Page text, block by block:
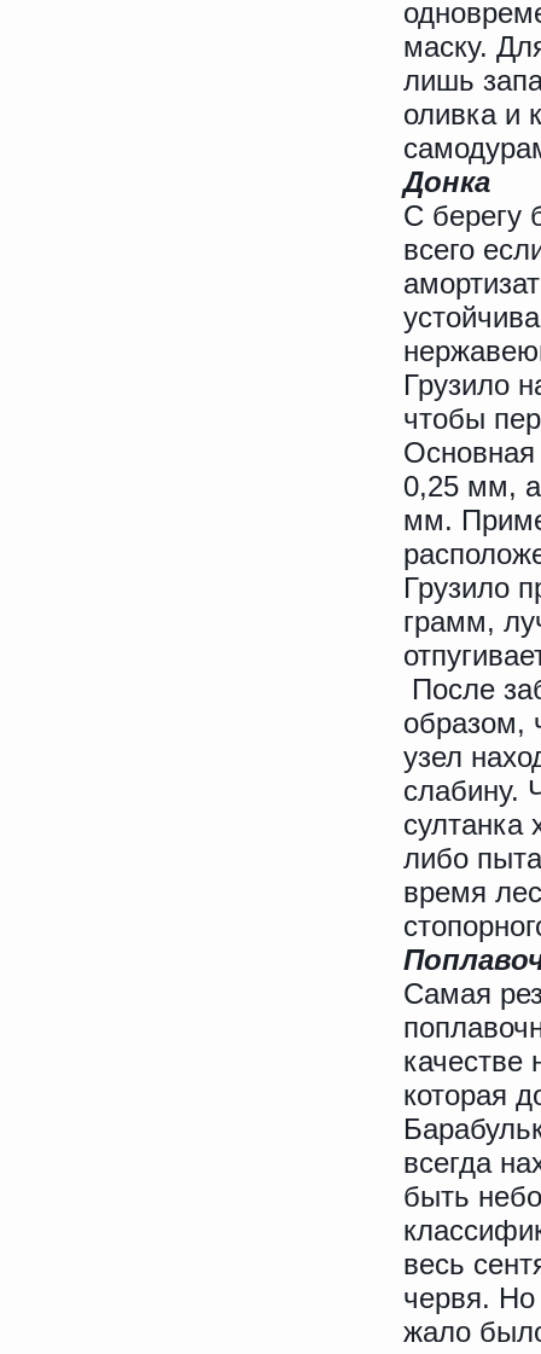
маску.
лишь
оливка и
Донка
С берегу
всего
Грузило
чтобы
0,25 мм,
мм.
Грузило
грамм,
После
образом,
узел
слабину.
султанка
либо
время
Самая
качестве
которая
всегда
быть
весь
червя. Но
жало